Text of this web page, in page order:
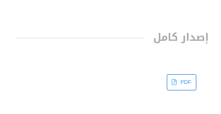
إصدار كامل
PDF